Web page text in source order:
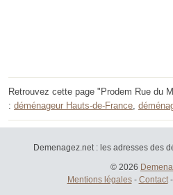
Retrouvez cette page "Prodem Rue du
: déménageur Hauts-de-France,
Demenagez.net : les adresses des
© 2026
Mentions légales- Contact-